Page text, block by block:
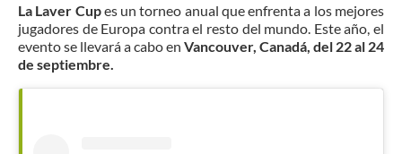
La Laver Cupes un torneo anual que enfrenta a los mejores
jugadores de Europa contra el resto del mundo. Este año, el
evento se llevará a cabo en Vancouver, Canadá, del 22 al 24
de septiembre.